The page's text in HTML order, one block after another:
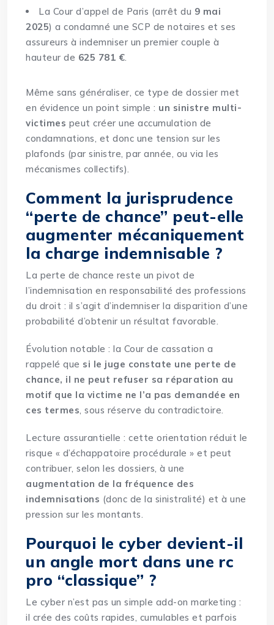
La Cour d’appel de Paris (arrêt du 9 mai
2025) a condamné une SCP de notaires et ses
assureurs à indemniser un premier couple à
hauteur de 625 781 €
Même sans généraliser, ce type de dossier met
en évidence un point simple : un sinistre multi-
victimes peut créer une accumulation de
condamnations, et donc une tension sur les
plafonds (par sinistre, par année, ou via les
mécanismes collectifs).
Comment la jurisprudence
“perte de chance” peut-elle
augmenter mécaniquement
la charge indemnisable ?
La perte de chance reste un pivot de
l’indemnisation en responsabilité des professions
du droit : il s’agit d’indemniser la disparition d’une
probabilité d’obtenir un résultat favorable.
Évolution notable : la Cour de cassation a
rappelé que si le juge constate une perte de
chance, il ne peut refuser sa réparation au
motif que la victime ne l’a pas demandée en
ces termes , sous réserve du contradictoire.
Lecture assurantielle : cette orientation réduit le
risque « d’échappatoire procédurale » et peut
contribuer, selon les dossiers, à une
augmentation de la fréquence des
indemnisations (donc de la sinistralité) et à une
pression sur les montants.
Pourquoi le cyber devient-il
un angle mort dans une rc
pro “classique” ?
Le cyber n’est pas un simple add-on marketing :
il crée des coûts rapides, cumulables et parfois